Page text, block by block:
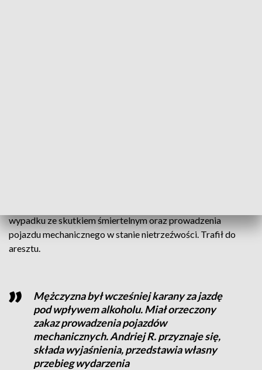
wypadku ze skutkiem śmiertelnym oraz prowadzenia
pojazdu mechanicznego w stanie nietrzeźwości. Trafił do
aresztu.
Mężczyzna był wcześniej karany za jazdę
pod wpływem alkoholu. Miał orzeczony
zakaz prowadzenia pojazdów
mechanicznych. Andriej R. przyznaje się,
składa wyjaśnienia, przedstawia własny
przebieg wydarzenia